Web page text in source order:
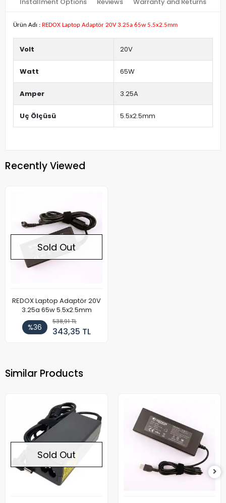
Ürün Adı : REDOX Laptop Adaptör 20V 3.25a 65w 5.5x2.5mm
Volt 20V
Watt 65W
Amper 3.25A
Uç Ölçüsü 5.5x2.5mm
Recently Viewed
Sold Out
REDOX Laptop Adaptör 20V
3.25a 65w 5.5x2.5mm
%36
538,91 TL
343,35 TL
Similar Products
Sold Out